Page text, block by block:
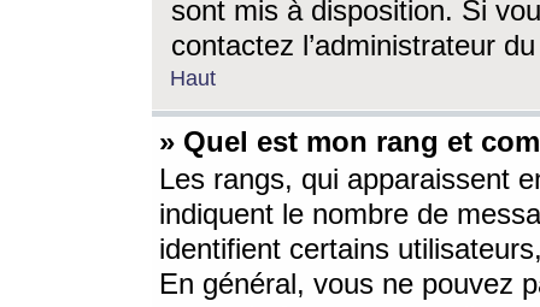
sont mis à disposition. Si
contactez l’administrateur
Haut
» Quel est mon rang et
Les rangs, qui apparaissent
indiquent le nombre de
identifient certains
En général, vous ne pouvez